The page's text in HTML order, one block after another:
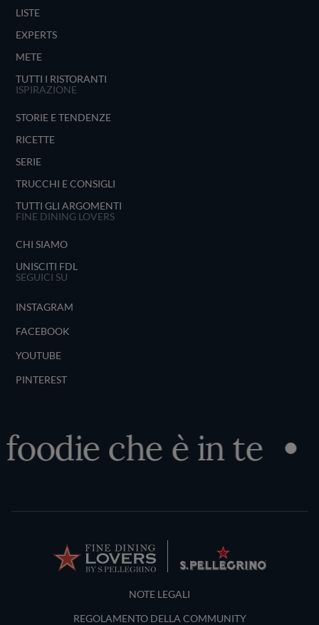
LISTE
EXPERTS
METE
TUTTI I RISTORANTI
ISPIRAZIONE
STORIE E TENDENZE
RICETTE
SERIE
TRUCCHI E CONSIGLI
TUTTI GLI ARGOMENTI
FINE DINING LOVERS
CHI SIAMO
UNISCITI FDL
SEGUICI SU
INSTAGRAM
FACEBOOK
YOUTUBE
PINTEREST
che è in te
Terms and Conditions
NOTE LEGALI
REGOLAMENTO DELLA COMMUNITY